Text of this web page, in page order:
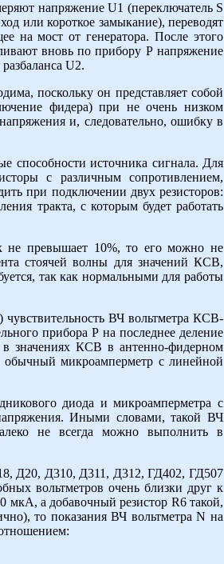
напряжение U1 (переключатель S
или короткое замыкание), переводят
на мост от генератора. После этого
вновь по прибору Р напряжение
U2.
поскольку он представляет собой
фидера) при не очень низком
и, следовательно, ошибку в
способности источника сигнала. Для
с различным сопротивлением,
при подключении двух резисторов:
тракта, с которым будет работать
не превышает 10%, то его можно не
стоячей волны для значений КСВ,
так как нормальными для работы
ВЧ вольтметра КСВ-
прибора Р на последнее деление
значениях КСВ в антенно-фидерном
обычный микроамперметр с линейной
диода и микроамперметра с
Иными словами, такой ВЧ
не всегда можно выполнить в
Д20, Д310, Д311, Д312, ГД402, ГД507
вольтметров очень близки друг к
мкА, а добавочный резистор R6 такой,
то показания ВЧ вольтметра N на